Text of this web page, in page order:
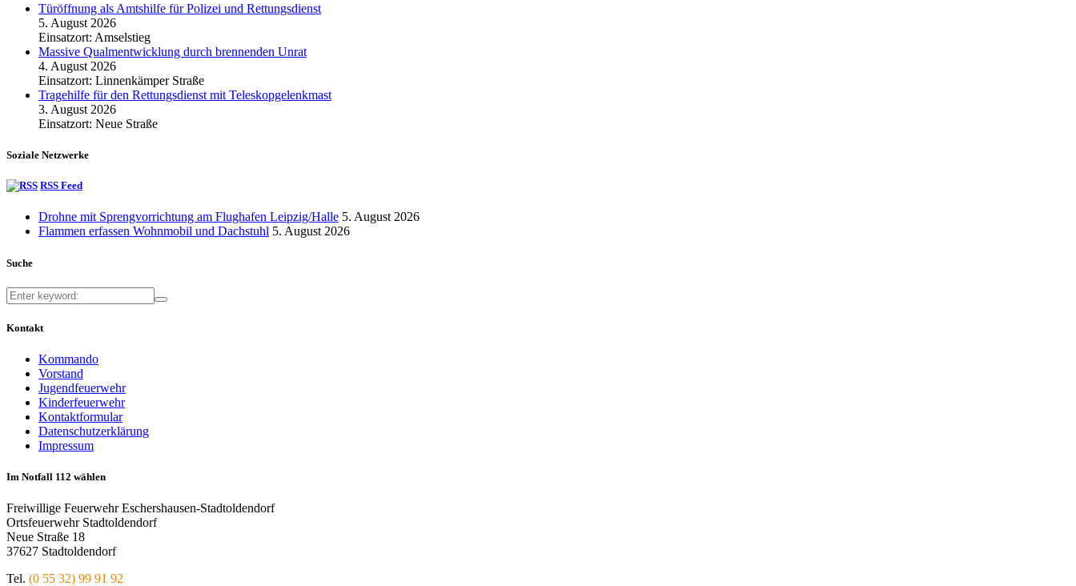
Türöffnung als Amtshilfe für Polizei und Rettungsdienst
5. August 2026
Einsatzort: Amselstieg
Massive Qualmentwicklung durch brennenden Unrat
4. August 2026
Einsatzort: Linnenkämper Straße
Tragehilfe für den Rettungsdienst mit Teleskopgelenkmast
3. August 2026
Einsatzort: Neue Straße
Soziale Netzwerke
RSS Feed
Drohne mit Sprengvorrichtung am Flughafen Leipzig/Halle 5. August 2026
Flammen erfassen Wohnmobil und Dachstuhl 5. August 2026
Suche
Kontakt
Kommando
Vorstand
Jugendfeuerwehr
Kinderfeuerwehr
Kontaktformular
Datenschutzerklärung
Impressum
Im Notfall 112 wählen
Freiwillige Feuerwehr Eschershausen-Stadtoldendorf
Ortsfeuerwehr Stadtoldendorf
Neue Straße 18
37627 Stadtoldendorf
Tel. (0 55 32) 99 91 92